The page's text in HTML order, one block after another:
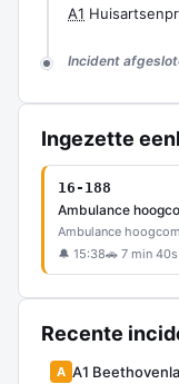
A1
Incident
Ingezette
16-188
Ambulance
Ambulance
🔔 15:38🚗 7 min 40s
Recente
A A1